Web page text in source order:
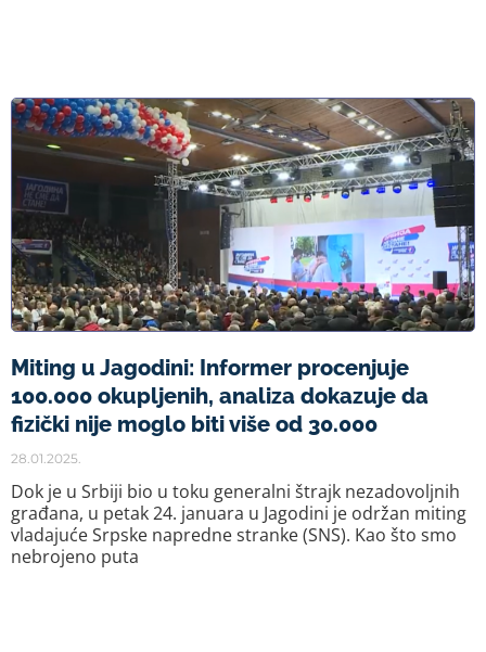
Miting u Jagodini: Informer procenjuje
100.000 okupljenih, analiza dokazuje da
fizički nije moglo biti više od 30.000
28.01.2025.
Dok je u Srbiji bio u toku generalni štrajk nezadovoljnih
građana, u petak 24. januara u Jagodini je održan miting
vladajuće Srpske napredne stranke (SNS). Kao što smo
nebrojeno puta